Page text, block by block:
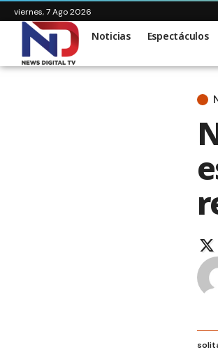
viernes, 7 Ago 2026
Noticias Espectáculos